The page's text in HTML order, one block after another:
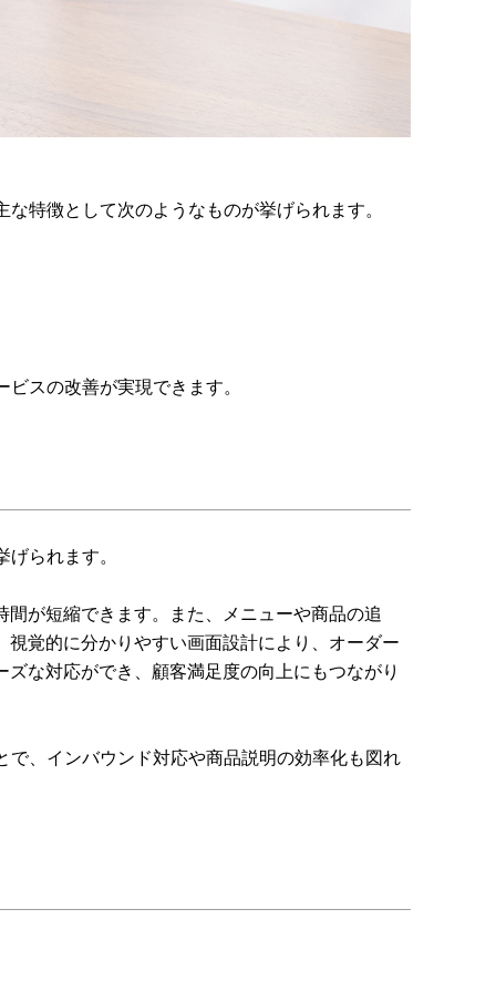
特徴として次のようなものが挙げられます。
スの改善が実現できます。
られます。
が短縮できます。また、メニューや商品の追
覚的に分かりやすい画面設計により、オーダー
な対応ができ、顧客満足度の向上にもつながり
、インバウンド対応や商品説明の効率化も図れ